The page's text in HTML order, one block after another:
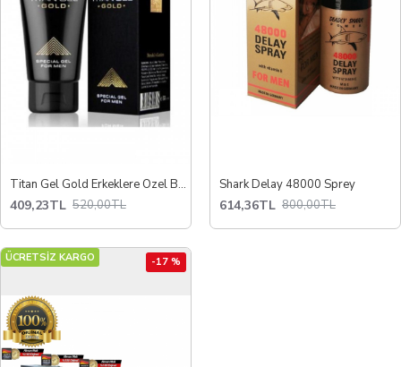
Titan Gel Gold Erkeklere Özel Bakım Jeli
409,23TL 520,00TL
Shark Delay 48000 Sprey
614,36TL 800,00TL
ÜCRETSİZ KARGO -17 %